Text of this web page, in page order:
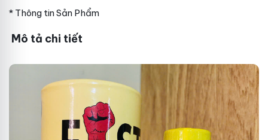
* Thông tin Sản Phẩm
Mô tả chi tiết